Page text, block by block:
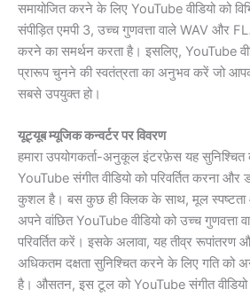
समायोजित करने के लिए YouTube वीडियो को
संपीड़ित एमपी 3, उच्च गुणवत्ता वाले WAV और
करने का समर्थन करता है। इसलिए, YouTube
प्रारूप चुनने की स्वतंत्रता का अनुभव करें जो
सबसे उपयुक्त हो।
यूट्यूब म्यूजिक कन्वर्टर पर विवरण
हमारा उपयोगकर्ता-अनुकूल इंटरफ़ेस यह
YouTube संगीत वीडियो को परिवर्तित करना
कुशल है। बस कुछ ही क्लिक के साथ, मूल स्पष्टता
अपने वांछित YouTube वीडियो को उच्च गुणवत्ता
परिवर्तित करें। इसके अलावा, यह तीव्र रूपांतरण
अधिकतम दक्षता सुनिश्चित करने के लिए गति को
है। औसतन, इस टूल को YouTube संगीत वीडियो